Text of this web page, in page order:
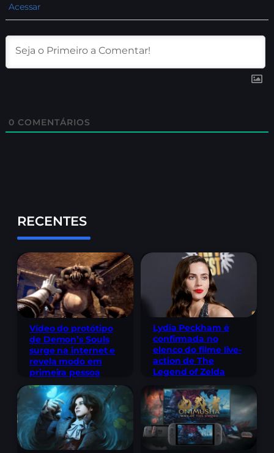
Acessar
0 COMENTÁRIOS
RECENTES
Vídeo do protótipo
de Demon’s Souls
surge na internet e
revela modo em
primeira pessoa
Lydia Peckham é
confirmada no
elenco do filme live-
action de The
Legend of Zelda